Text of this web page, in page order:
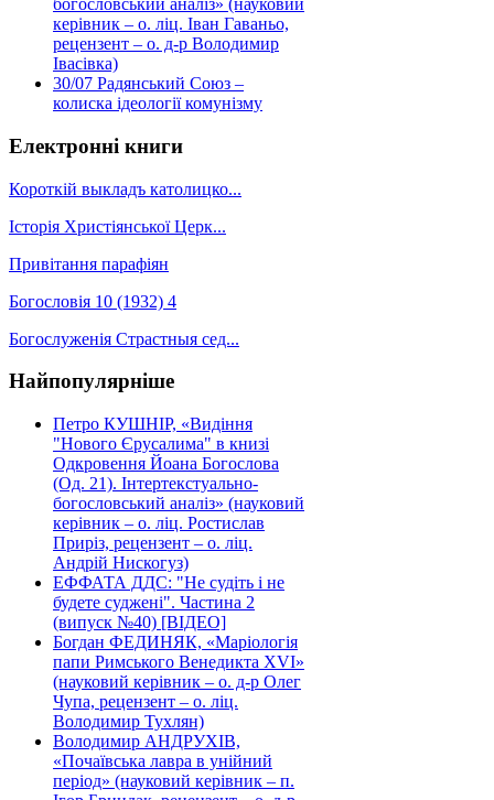
богословський аналіз» (науковий
керівник – о. ліц. Іван Гаваньо,
рецензент – о. д-р Володимир
Івасівка)
30/07 Радянський Союз –
колиска ідеології комунізму
Електронні книги
Короткій выкладъ католицко...
Історія Христіянської Церк...
Привітання парафіян
Богословія 10 (1932) 4
Богослуженія Страстныя сед...
Найпопулярніше
Петро КУШНІР, «Видіння
"Нового Єрусалима" в книзі
Одкровення Йоана Богослова
(Од. 21). Інтертекстуально-
богословський аналіз» (науковий
керівник – о. ліц. Ростислав
Приріз, рецензент – о. ліц.
Андрій Нискогуз)
ЕФФАТА ДДС: "Не судіть і не
будете суджені". Частина 2
(випуск №40) [ВІДЕО]
Богдан ФЕДИНЯК, «Маріологія
папи Римського Венедикта XVI»
(науковий керівник – о. д-р Олег
Чупа, рецензент – о. ліц.
Володимир Тухлян)
Володимир АНДРУХІВ,
«Почаївська лавра в унійний
період» (науковий керівник – п.